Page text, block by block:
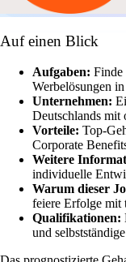
Auf einen Blick
Aufgaben: Finde
Werbelösungen
Unternehmen:
Deutschlands mit
Vorteile: Top-
Corporate
Weitere
individuelle
Warum dieser
feiere Erfolge mit
Qualifikationen:
und